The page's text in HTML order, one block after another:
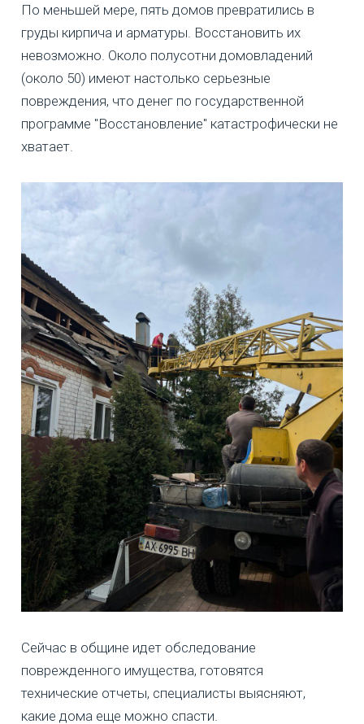
По меньшей мере, пять домов превратились в
груды кирпича и арматуры. Восстановить их
невозможно. Около полусотни домовладений
(около 50) имеют настолько серьезные
повреждения, что денег по государственной
программе "Восстановление" катастрофически не
хватает.
Сейчас в общине идет обследование
поврежденного имущества, готовятся
технические отчеты, специалисты выясняют,
какие дома еще можно спасти.